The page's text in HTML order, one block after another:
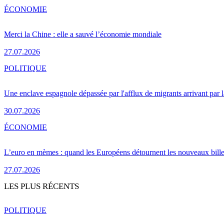
Merci la Chine : elle a sauvé l’économie mondiale
27.07.2026
ÉCONOMIE
Une enclave espagnole dépassée par l'afflux de migrants arrivant par
30.07.2026
POLITIQUE
L’euro en mèmes : quand les Européens détournent les nouveaux
27.07.2026
ÉCONOMIE
LES PLUS RÉCENTS
POLITIQUE